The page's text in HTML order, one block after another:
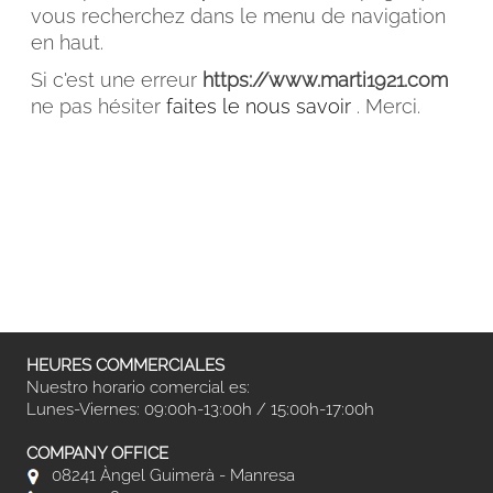
CAT ESP
vous recherchez dans le menu de navigation
en haut.
Si c'est une erreur https://www.marti1921.com
ne pas hésiter faites le nous savoir . Merci.
HEURES COMMERCIALES
Nuestro horario comercial es:
Lunes-Viernes: 09:00h-13:00h / 15:00h-17:00h
COMPANY OFFICE
08241 Àngel Guimerà - Manresa